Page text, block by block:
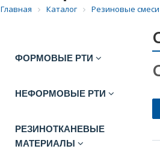
Главная Каталог Резиновые смеси
ФОРМОВЫЕ РТИ
НЕФОРМОВЫЕ РТИ
РЕЗИНОТКАНЕВЫЕ
МАТЕРИАЛЫ